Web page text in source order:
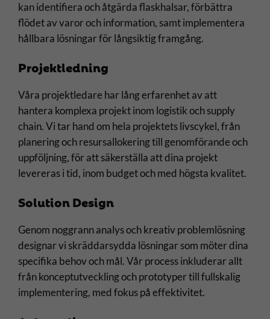
kan identifiera och åtgärda flaskhalsar, förbättra
flödet av varor och information, samt implementera
hållbara lösningar för långsiktig framgång.
Projektledning
Våra projektledare har lång erfarenhet av att
hantera komplexa projekt inom logistik och supply
chain. Vi tar hand om hela projektets livscykel, från
planering och resursallokering till genomförande och
uppföljning, för att säkerställa att dina projekt
levereras i tid, inom budget och med högsta kvalitet.
Solution Design
Genom noggrann analys och kreativ problemlösning
designar vi skräddarsydda lösningar som möter dina
specifika behov och mål. Vår process inkluderar allt
från konceptutveckling och prototyper till fullskalig
implementering, med fokus på effektivitet.